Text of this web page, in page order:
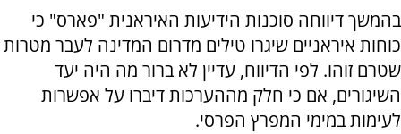
בהמשך דיווחה סוכנות הידיעות האיראנית "פארס" כי
כוחות איראניים שיגרו טילים מדרום המדינה לעבר מטרות
שטרם זוהו. לפי הדיווח, עדיין לא ברור מה היה יעד
השיגורים, אם כי חלק מההערכות דיברו על אפשרות
לעימות במימי המפרץ הפרסי.